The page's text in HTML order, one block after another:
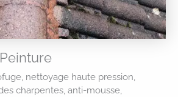
nettoyage haute pression,
charpentes, anti-mousse,